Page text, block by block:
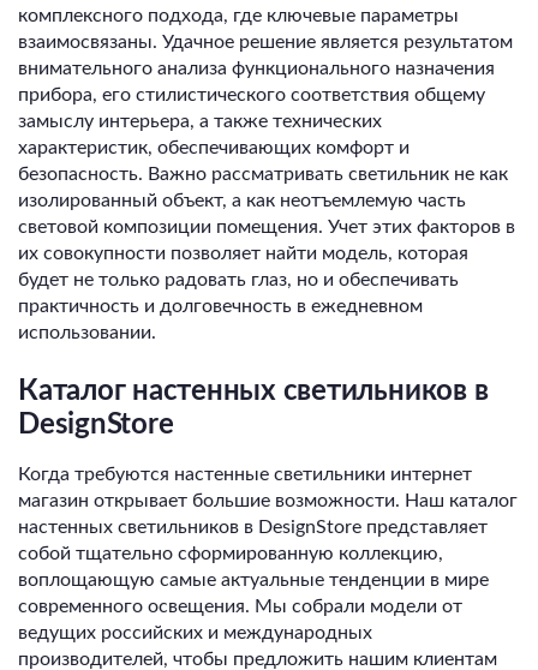
комплексного подхода, где ключевые параметры
взаимосвязаны. Удачное решение является результатом
внимательного анализа функционального назначения
прибора, его стилистического соответствия общему
замыслу интерьера, а также технических
характеристик, обеспечивающих комфорт и
безопасность. Важно рассматривать светильник не как
изолированный объект, а как неотъемлемую часть
световой композиции помещения. Учет этих факторов в
их совокупности позволяет найти модель, которая
будет не только радовать глаз, но и обеспечивать
практичность и долговечность в ежедневном
использовании.
Каталог настенных светильников в
DesignStore
Когда требуются настенные светильники интернет
магазин открывает большие возможности. Наш каталог
настенных светильников в DesignStore представляет
собой тщательно сформированную коллекцию,
воплощающую самые актуальные тенденции в мире
современного освещения. Мы собрали модели от
ведущих российских и международных
производителей, чтобы предложить нашим клиентам